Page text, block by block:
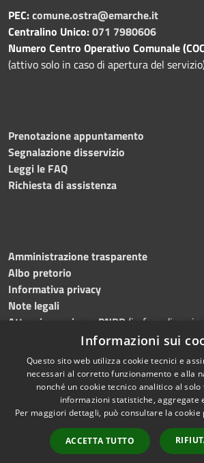
PEC:comune.ostra@emarche.it
Centralino Unico:071 7980606
Numero Centro Operativo Comunale
(attivo solo in caso di apertura del
Prenotazione appuntamento
Segnalazione disservizio
Leggi le FAQ
Richiesta di assistenza
Amministrazione trasparente
Albo pretorio
Informativa privacy
Note legali
Attuazione misure PNRR (in fase di
Dichiarazione di accessibilità
Accessibilità
Informazioni sui
Questo sito web utilizza cookie tecnici e
necessari al corretto funzionamento e alla
nonché un cookie tecnico analitico al
informazioni statistiche, aggregate
Per maggiori dettagli, può consultare la cookie
ACCETTA TUTTO